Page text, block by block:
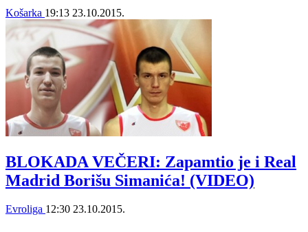
Košarka 19:13 23.10.2015.
BLOKADA VEČERI: Zapamtio je i Real
Madrid Borišu Simanića! (VIDEO)
Evroliga 12:30 23.10.2015.